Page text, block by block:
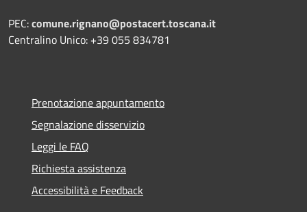
PEC:comune.rignano@postacert.toscana.it
Centralino Unico: +39 055 834781
Prenotazione appuntamento
Segnalazione disservizio
Leggi le FAQ
Richiesta assistenza
Accessibilità e Feedback